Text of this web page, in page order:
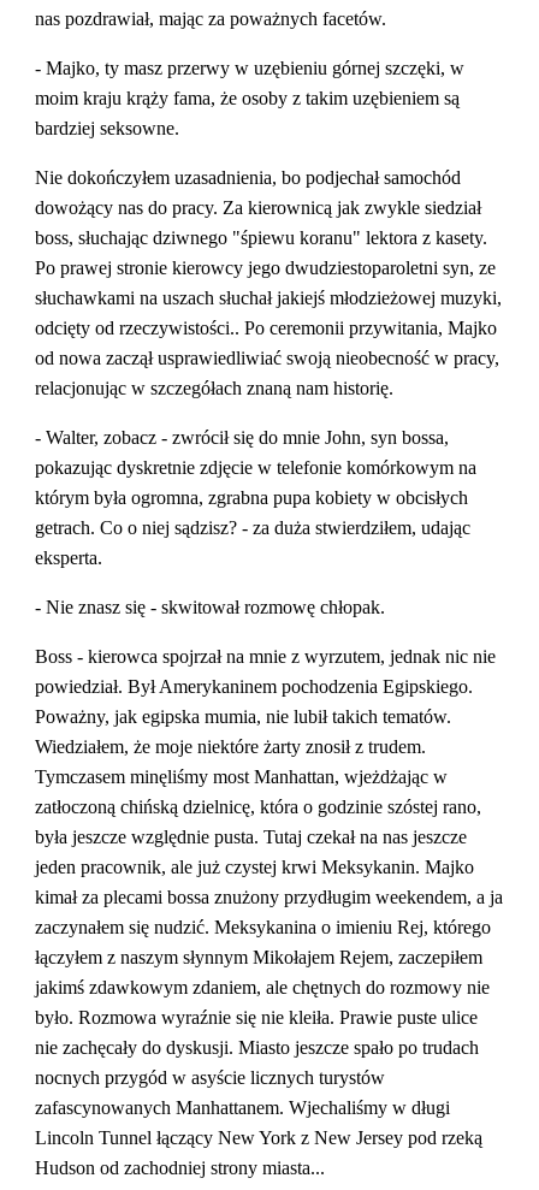
nas pozdrawiał, mając za poważnych facetów.
- Majko, ty masz przerwy w uzębieniu górnej szczęki, w
moim kraju krąży fama, że osoby z takim uzębieniem są
bardziej seksowne.
Nie dokończyłem uzasadnienia, bo podjechał samochód
dowożący nas do pracy. Za kierownicą jak zwykle siedział
boss, słuchając dziwnego "śpiewu koranu" lektora z kasety.
Po prawej stronie kierowcy jego dwudziestoparoletni syn, ze
słuchawkami na uszach słuchał jakiejś młodzieżowej muzyki,
odcięty od rzeczywistości.. Po ceremonii przywitania, Majko
od nowa zaczął usprawiedliwiać swoją nieobecność w pracy,
relacjonując w szczegółach znaną nam historię.
- Walter, zobacz - zwrócił się do mnie John, syn bossa,
pokazując dyskretnie zdjęcie w telefonie komórkowym na
którym była ogromna, zgrabna pupa kobiety w obcisłych
getrach. Co o niej sądzisz? - za duża stwierdziłem, udając
eksperta.
- Nie znasz się - skwitował rozmowę chłopak.
Boss - kierowca spojrzał na mnie z wyrzutem, jednak nic nie
powiedział. Był Amerykaninem pochodzenia Egipskiego.
Poważny, jak egipska mumia, nie lubił takich tematów.
Wiedziałem, że moje niektóre żarty znosił z trudem.
Tymczasem minęliśmy most Manhattan, wjeżdżając w
zatłoczoną chińską dzielnicę, która o godzinie szóstej rano,
była jeszcze względnie pusta. Tutaj czekał na nas jeszcze
jeden pracownik, ale już czystej krwi Meksykanin. Majko
kimał za plecami bossa znużony przydługim weekendem, a ja
zaczynałem się nudzić. Meksykanina o imieniu Rej, którego
łączyłem z naszym słynnym Mikołajem Rejem, zaczepiłem
jakimś zdawkowym zdaniem, ale chętnych do rozmowy nie
było. Rozmowa wyraźnie się nie kleiła. Prawie puste ulice
nie zachęcały do dyskusji. Miasto jeszcze spało po trudach
nocnych przygód w asyście licznych turystów
zafascynowanych Manhattanem. Wjechaliśmy w długi
Lincoln Tunnel łączący New York z New Jersey pod rzeką
Hudson od zachodniej strony miasta...